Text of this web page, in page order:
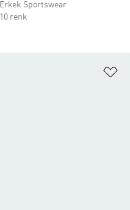
Erkek Sportswear
10 renk